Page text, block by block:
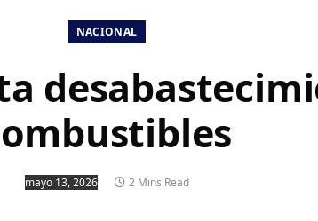
NACIONAL
mayo 13, 2026 2 Mins Read